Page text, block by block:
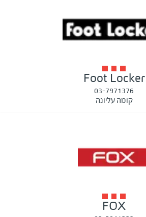
Foot Locker
03-7971376
קומה עליונה
FOX